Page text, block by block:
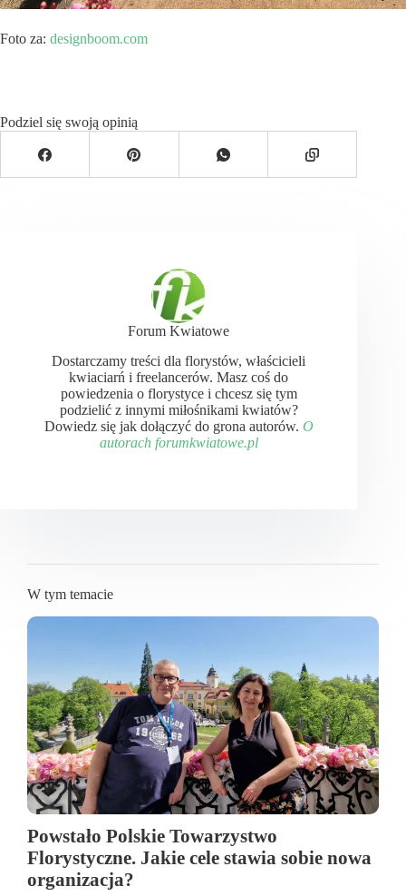
Foto za: designboom.com
Podziel się swoją opinią
Forum Kwiatowe
Dostarczamy treści dla florystów, właścicieli
kwiaciarń i freelancerów. Masz coś do
powiedzenia o florystyce i chcesz się tym
podzielić z innymi miłośnikami kwiatów?
Dowiedz się jak dołączyć do grona autorów. O
autorach forumkwiatowe.pl
W tym temacie
Powstało Polskie Towarzystwo
Florystyczne. Jakie cele stawia sobie nowa
organizacja?